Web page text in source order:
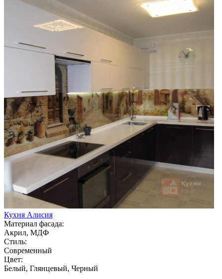
Кухня Алисия
Материал фасада:
Акрил, МДФ
Стиль:
Современный
Цвет:
Белый, Глянцевый, Черный